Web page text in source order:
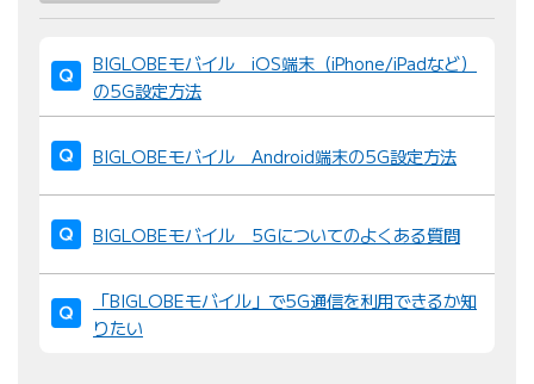
び
替
え
：
BIGLOBEモバイル iOS端末（iPhone/iPadなど）
の5G設定方法
BIGLOBEモバイル Android端末の5G設定方法
BIGLOBEモバイル 5Gについてのよくある質問
「BIGLOBEモバイル」で5G通信を利用できるか知
りたい